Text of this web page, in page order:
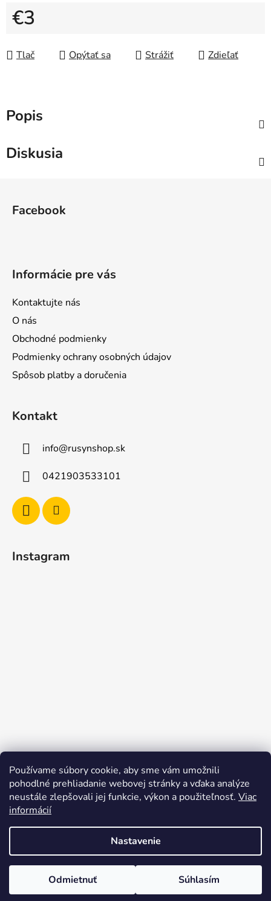
Používame súbory cookie, aby sme vám umožnili
pohodlné prehliadanie webovej stránky a vďaka analýze
neustále zlepšovali jej funkcie, výkon a použiteľnosť. Viac
informácií
Nastavenie
Odmietnuť Súhlasím
€3
Tlač
Opýtať sa Strážiť Zdieľať
Popis
Diskusia
Facebook
Informácie pre vás
Kontaktujte nás
O nás
Obchodné podmienky
Podmienky ochrany osobných údajov
Spôsob platby a doručenia
Kontakt
info@rusynshop.sk
0421903533101
Instagram
Sledovať na Instagrame
Vytvoril Shoptet
Copyright 2026rusynshop.sk. Všetky práva vyhradené.